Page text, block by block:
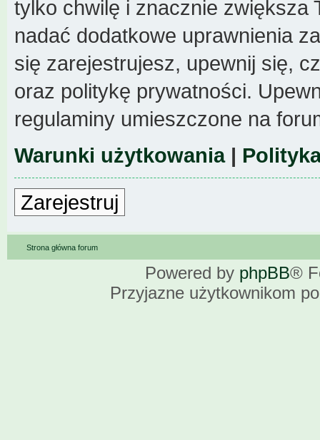
tylko chwilę i znacznie zwiększa
nadać dodatkowe uprawnienia
się zarejestrujesz, upewnij się,
oraz politykę prywatności.
regulaminy umieszczone na
Warunki użytkowania|
Zarejestruj
Strona główna forum
Powered by phpBB®
Przyjazne użytkownikom